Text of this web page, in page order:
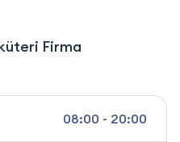
Firma
08:00 - 20:00